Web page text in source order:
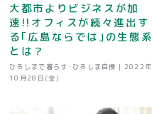
大都市よりビジネスが加
速!!オフィスが続々進出す
る｢広島ならでは｣の生態系
とは？
ひろしまで暮らす･ひろしま自慢 | 2022年
10月28日(金)